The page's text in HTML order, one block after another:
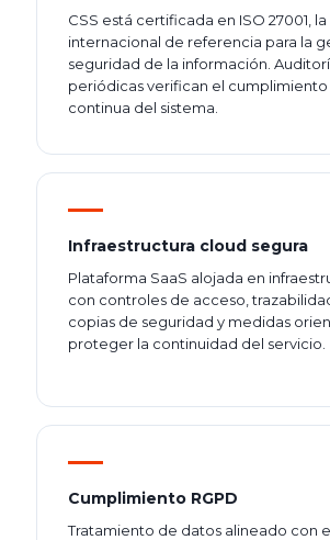
CSS está certificada en ISO 27001,
internacional de referencia para la
seguridad de la información.
periódicas verifican el cumplimiento
continua del sistema.
Infraestructura cloud segura
Plataforma SaaS alojada en
con controles de acceso,
copias de seguridad y medidas
proteger la continuidad del servicio.
Cumplimiento RGPD
Tratamiento de datos alineado con